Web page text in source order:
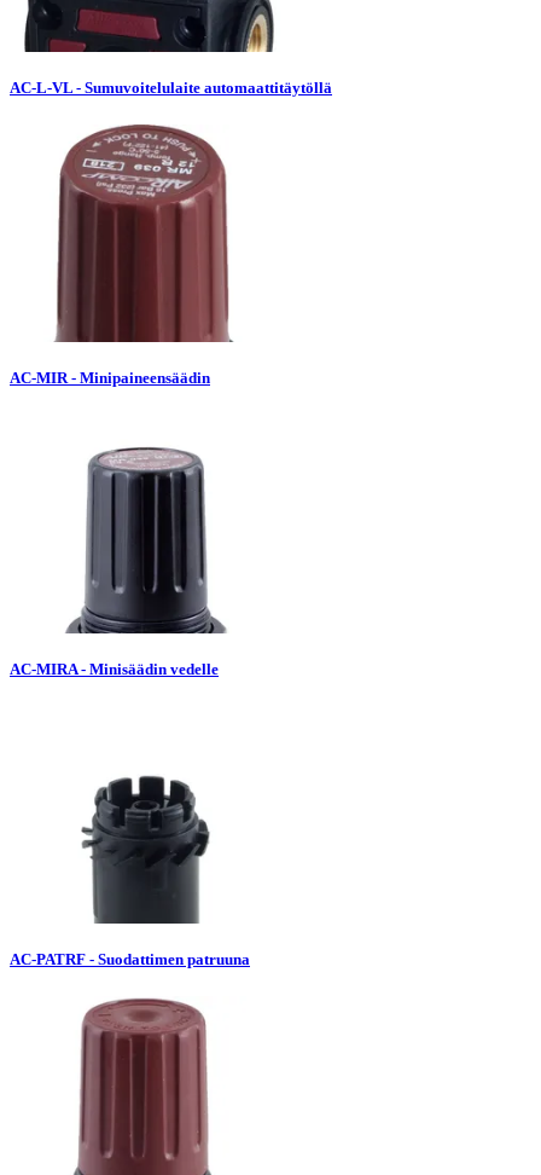
AC-L-VL - Sumuvoitelulaite automaattitäytöllä
AC-MIR - Minipaineensäädin
AC-MIRA - Minisäädin vedelle
AC-PATRF - Suodattimen patruuna